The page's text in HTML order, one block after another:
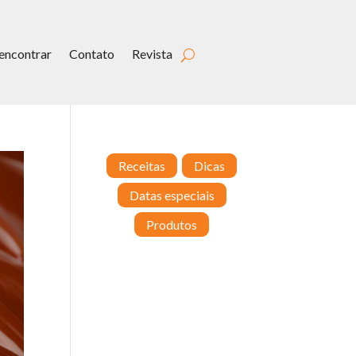
Contato Revista
Receitas
Dicas
Datas especiais
Produtos